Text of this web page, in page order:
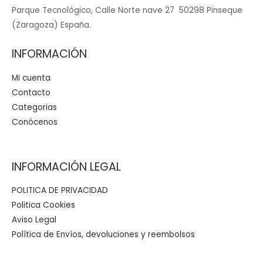
Parque Tecnológico, Calle Norte nave 27 50298 Pinseque
(Zaragoza) España.
INFORMACIÓN
Mi cuenta
Contacto
Categorias
Conócenos
INFORMACIÓN LEGAL
POLITICA DE PRIVACIDAD
Politica Cookies
Aviso Legal
Política de Envíos, devoluciones y reembolsos